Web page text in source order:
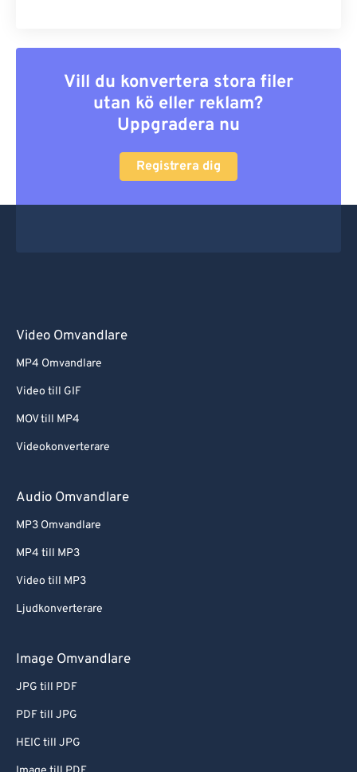
Vill du konvertera stora filer
utan kö eller reklam?
Uppgradera nu
Registrera dig
Video Omvandlare
MP4 Omvandlare
Video till GIF
MOV till MP4
Videokonverterare
Audio Omvandlare
MP3 Omvandlare
MP4 till MP3
Video till MP3
Ljudkonverterare
Image Omvandlare
JPG till PDF
PDF till JPG
HEIC till JPG